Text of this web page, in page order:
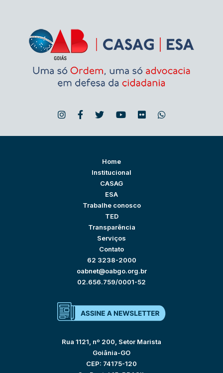
Home
Institucional
CASAG
ESA
Trabalhe conosco
TED
Transparência
Serviços
Contato
62 3238-2000
oabnet@oabgo.org.br
02.656.759/0001-52
Rua 1121, nº 200, Setor Marista
Goiânia-GO
CEP: 74175-120